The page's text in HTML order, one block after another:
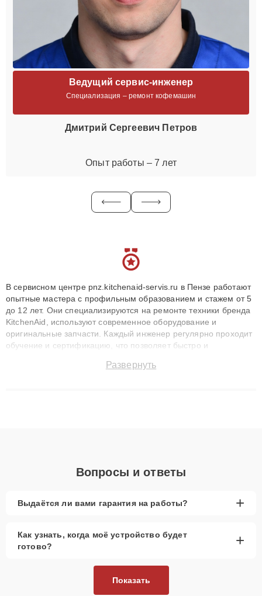
Ведущий сервис-инженер
Специализация – ремонт кофемашин
Дмитрий Сергеевич Петров
Опыт работы – 7 лет
В сервисном центре pnz.kitchenaid-servis.ru в Пензе работают
опытные мастера с профильным образованием и стажем от 5
до 12 лет. Они специализируются на ремонте техники бренда
KitchenAid, используют современное оборудование и
оригинальные запчасти. Каждый инженер регулярно проходит
обучение и сертификацию, что позволяет быстро и
сохранением гарантии до 3 лет. Наши мастера решают
Развернуть
Вопросы и ответы
Выдаётся ли вами гарантия на работы? +
Как узнать, когда моё устройство будет
готово?
+
Показать